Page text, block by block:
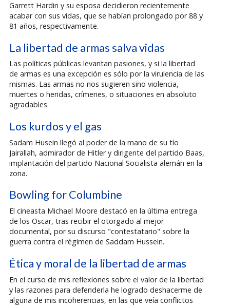
Garrett Hardin y su esposa decidieron recientemente
acabar con sus vidas, que se habían prolongado por 88 y
81 años, respectivamente.
La libertad de armas salva vidas
Las políticas públicas levantan pasiones, y si la libertad
de armas es una excepción es sólo por la virulencia de las
mismas. Las armas no nos sugieren sino violencia,
muertes o heridas, crímenes, o situaciones en absoluto
agradables.
Los kurdos y el gas
Sadam Husein llegó al poder de la mano de su tío
Jairallah, admirador de Hitler y dirigente del partido Baas,
implantación del partido Nacional Socialista alemán en la
zona.
Bowling for Columbine
El cineasta Michael Moore destacó en la última entrega
de los Oscar, tras recibir el otorgado al mejor
documental, por su discurso "contestatario" sobre la
guerra contra el régimen de Saddam Hussein.
Ética y moral de la libertad de armas
En el curso de mis reflexiones sobre el valor de la libertad
y las razones para defenderla he logrado deshacerme de
alguna de mis incoherencias, en las que veía conflictos